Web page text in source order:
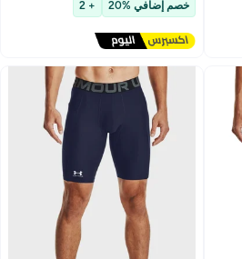
خصم إضافي %20 + 2